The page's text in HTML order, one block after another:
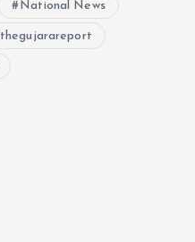
National News
thegujarareport